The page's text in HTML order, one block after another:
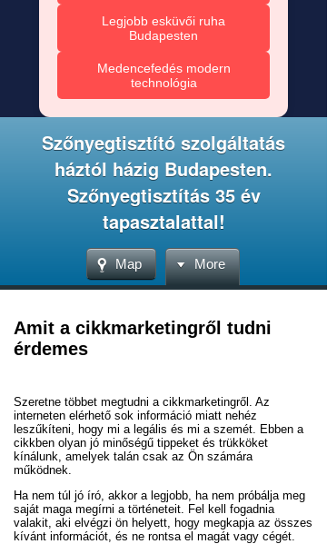
Legjobb esküvői ruha
Budapesten
Medencefedés modern
technológia
Szőnyegtisztító szolgáltatás
háztól házig Budapesten.
Szőnyegtisztítás 35 év
tapasztalattal!
Map More
Amit a cikkmarketingről tudni
érdemes
Szeretne többet megtudni a cikkmarketingről. Az
interneten elérhető sok információ miatt nehéz
leszűkíteni, hogy mi a legális és mi a szemét. Ebben a
cikkben olyan jó minőségű tippeket és trükköket
kínálunk, amelyek talán csak az Ön számára
működnek.
Ha nem túl jó író, akkor a legjobb, ha nem próbálja meg
saját maga megírni a történeteit. Fel kell fogadnia
valakit, aki elvégzi ön helyett, hogy megkapja az összes
kívánt információt, és ne rontsa el magát vagy cégét.